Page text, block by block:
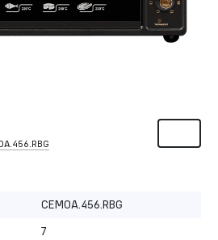
CEMOA.456.RBG
7